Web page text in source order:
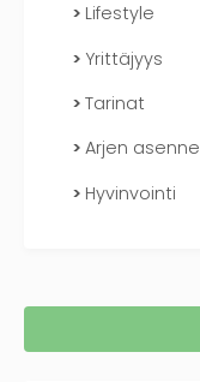
Lifestyle
Yrittäjyys
Tarinat
Arjen asenne
Hyvinvointi